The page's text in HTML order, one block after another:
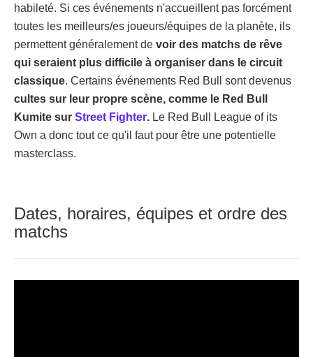
habileté. Si ces événements n'accueillent pas forcément
toutes les meilleurs/es joueurs/équipes de la planète, ils
permettent généralement de voir des matchs de rêve
qui seraient plus difficile à organiser dans le circuit
classique. Certains événements Red Bull sont devenus
cultes sur leur propre scène, comme le Red Bull
Kumite sur Street Fighter. Le Red Bull League of its
Own a donc tout ce qu'il faut pour être une potentielle
masterclass.
Dates, horaires, équipes et ordre des
matchs